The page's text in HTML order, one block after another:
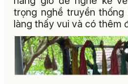
trọng nghề truyền
làng thấy vui và có thêm